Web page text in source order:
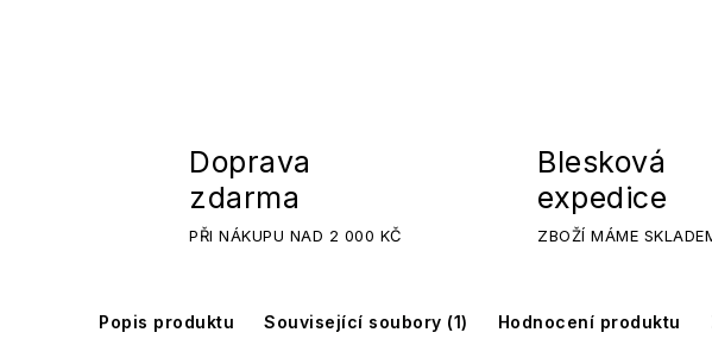
Doprava
zdarma
PŘI NÁKUPU NAD 2 000 KČ
Blesková
expedice
ZBOŽÍ MÁME
Popis produktu Související soubory (1) Hodnocení produktu